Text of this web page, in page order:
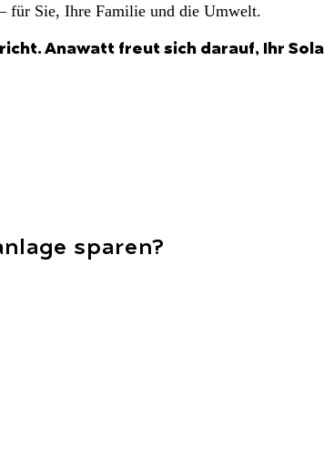
für Sie, Ihre Familie und die Umwelt.
Anawatt freut sich darauf, Ihr
sparen?